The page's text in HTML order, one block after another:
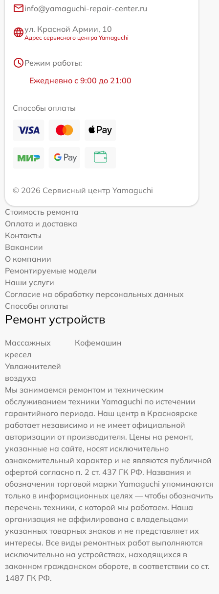
info@yamaguchi-repair-center.ru
ул. Красной Армии, 10
Адрес сервисного центра Yamaguchi
Режим работы:
Ежедневно с 9:00 до 21:00
Способы оплаты
© 2026 Сервисный центр Yamaguchi
Стоимость ремонта
Оплата и доставка
Контакты
Вакансии
О компании
Ремонтируемые модели
Наши услуги
Согласие на обработку персональных данных
Способы оплаты
Ремонт устройств
Массажных
кресел
Кофемашин
Увлажнителей
воздуха
Мы занимаемся ремонтом и техническим
обслуживанием техники Yamaguchi по истечении
гарантийного периода. Наш центр в Красноярске
работает независимо и не имеет официальной
авторизации от производителя. Цены на ремонт,
указанные на сайте, носят исключительно
ознакомительный характер и не являются публичной
офертой согласно п. 2 ст. 437 ГК РФ. Названия и
обозначения торговой марки Yamaguchi упоминаются
только в информационных целях — чтобы обозначить
перечень техники, с которой мы работаем. Наша
организация не аффилирована с владельцами
указанных товарных знаков и не представляет их
интересы. Все виды ремонтных работ выполняются
исключительно на устройствах, находящихся в
законном гражданском обороте, в соответствии со ст.
1487 ГК РФ.